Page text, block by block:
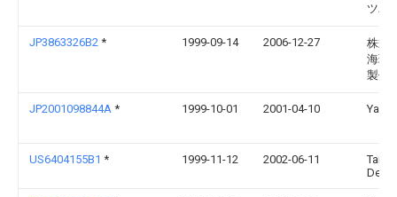
ツバ
JP3863326B2 * 1999-09-14 2006-12-27
株式
海理
製作
JP2001098844A * 1999-10-01 2001-04-10
US6404155B1 * 1999-11-12 2002-06-11
Taiko